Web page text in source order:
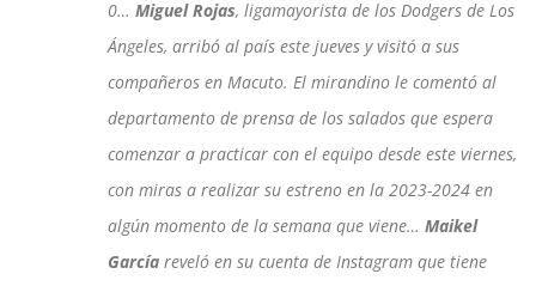
0… Miguel Rojas, ligamayorista de los Dodgers de Los
Ángeles, arribó al país este jueves y visitó a sus
compañeros en Macuto. El mirandino le comentó al
departamento de prensa de los salados que espera
comenzar a practicar con el equipo desde este viernes,
con miras a realizar su estreno en la 2023-2024 en
algún momento de la semana que viene… Maikel
García reveló en su cuenta de Instagram que tiene